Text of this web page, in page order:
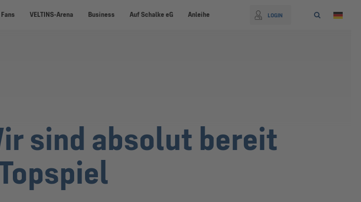
VELTINS-Arena Business Auf Schalke eG Anleihe LOGIN
sind absolut bereit